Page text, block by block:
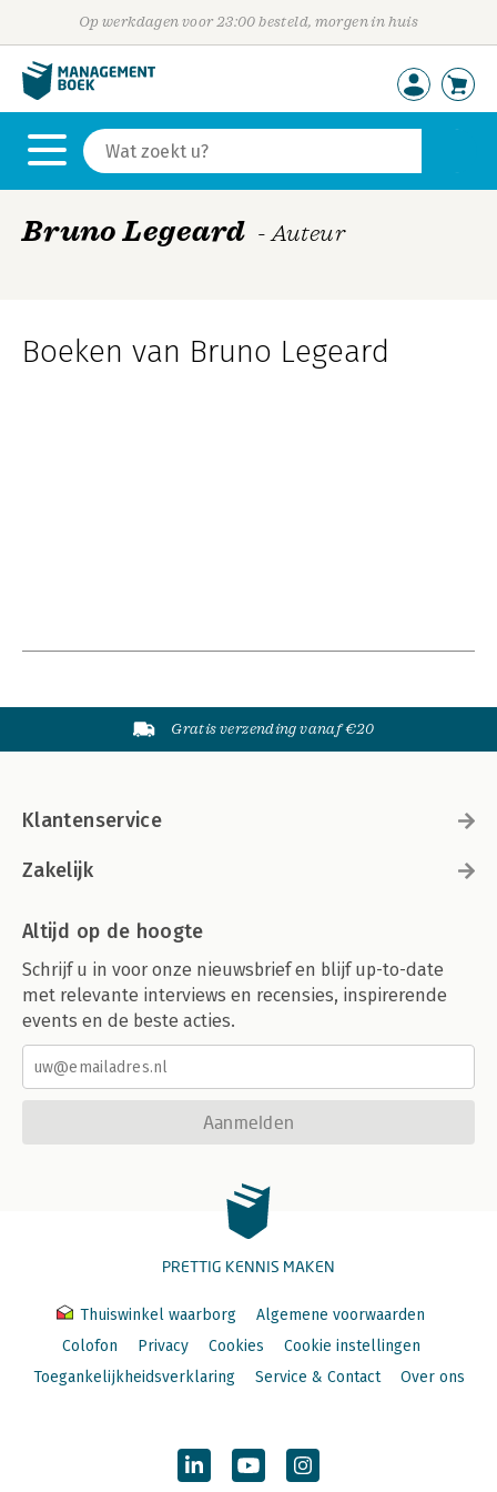
Op werkdagen voor 23:00 besteld, morgen in huis
Bruno Legeard - Auteur
Boeken van Bruno Legeard
Gratis verzending vanaf €20
Klantenservice
Zakelijk
Altijd op de hoogte
Schrijf u in voor onze nieuwsbrief en blijf up-to-date
met relevante interviews en recensies, inspirerende
events en de beste acties.
Aanmelden
PRETTIG KENNIS MAKEN
Thuiswinkel waarborg
Algemene voorwaarden
Colofon
Privacy Cookies
Cookie instellingen
Toegankelijkheidsverklaring
Service & Contact Over ons